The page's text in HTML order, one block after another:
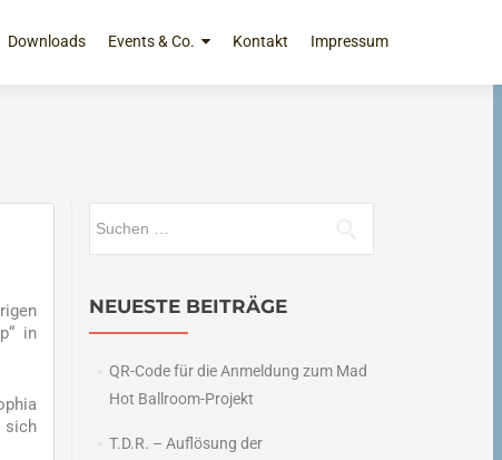
Downloads Events & Co. Kontakt Impressum
in
NEUESTE BEITRÄGE
QR-Code für die Anmeldung zum Mad
Hot Ballroom-Projekt
T.D.R. – Auflösung der